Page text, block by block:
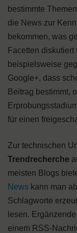
bestimmte
die News zur
bekommen, was
Facetten
beispielsweise
Google+, dass
Beitrag bestimmt,
für einen
Zur technischen
Trendrecherche
meisten Blogs
News kann man
Schlagworte
lesen.
einem RSS-